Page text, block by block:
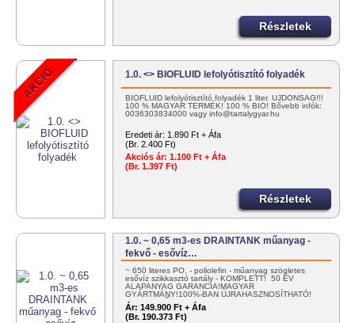
Részletek
1.0. <> BIOFLUID lefolyótisztító folyadék
BIOFLUID lefolyótisztító folyadék 1 liter. ÚJDONSÁG!!!
100 % MAGYAR TERMÉK! 100 % BIO! Bővebb infók:
0036303834000 vagy info@tartalygyar.hu
Eredeti ár: 1.890 Ft + Áfa
(Br. 2.400 Ft)
Akciós ár: 1.100 Ft + Áfa
(Br. 1.397 Ft)
Részletek
1.0. ~ 0,65 m3-es DRAINTANK műanyag -
fekvő - esővíz…
~ 650 literes PO. - poliolefin - műanyag szögletes
esővíz szikkasztó tartály - KOMPLETT! 50 ÉV
ALAPANYAG GARANCIA!MAGYAR
GYÁRTMÁNY!100%-BAN ÚJRAHASZNOSÍTHATÓ!
EGYSZERŰEN…
Ár: 149.900 Ft + Áfa
(Br. 190.373 Ft)